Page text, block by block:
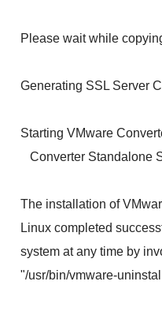
Please wait while
Generating SSL Server
Starting VMware
Converter Standalone
The installation of
Linux completed
system at any time by
"/usr/bin/vmware-